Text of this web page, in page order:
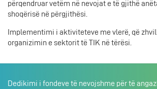
përqendruar vetëm në nevojat e të gjithë
shoqërisë në përgjithësi.
Implementimi i aktiviteteve me vlerë, që
organizimin e sektorit të TIK në tërësi.
Dedikimi i fondeve të nevojshme për të